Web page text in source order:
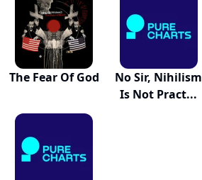
The Fear Of God
No Sir, Nihilism
Is Not Pract...